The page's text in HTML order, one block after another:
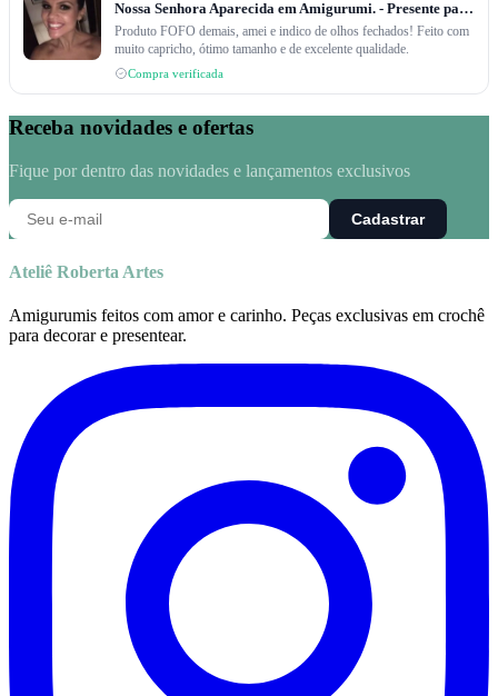
Nossa Senhora Aparecida em Amigurumi. - Presente para filhos de uma amiga.
Produto FOFO demais, amei e indico de olhos fechados! Feito com
muito capricho, ótimo tamanho e de excelente qualidade.
Compra verificada
Receba novidades e ofertas
Fique por dentro das novidades e lançamentos exclusivos
Cadastrar
Ateliê Roberta Artes
Amigurumis feitos com amor e carinho. Peças exclusivas em crochê
para decorar e presentear.